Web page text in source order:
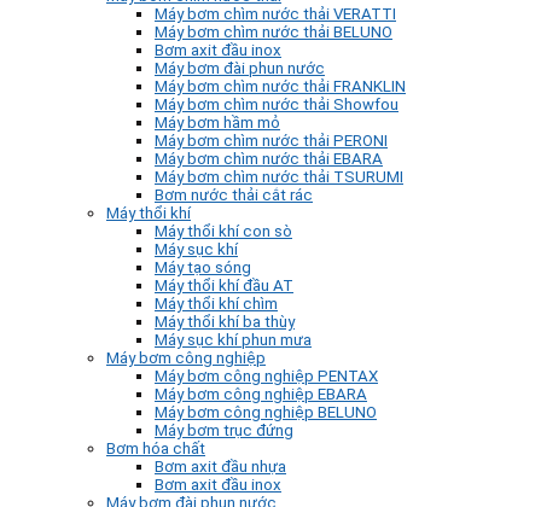
Máy bơm chìm nước thải VERATTI
Máy bơm chìm nước thải BELUNO
Bơm axit đầu inox
Máy bơm đài phun nước
Máy bơm chìm nước thải FRANKLIN
Máy bơm chìm nước thải Showfou
Máy bơm hầm mỏ
Máy bơm chìm nước thải PERONI
Máy bơm chìm nước thải EBARA
Máy bơm chìm nước thải TSURUMI
Bơm nước thải cắt rác
Máy thổi khí
Máy thổi khí con sò
Máy sục khí
Máy tạo sóng
Máy thổi khí đầu AT
Máy thổi khí chìm
Máy thổi khí ba thùy
Máy sục khí phun mưa
Máy bơm công nghiệp
Máy bơm công nghiệp PENTAX
Máy bơm công nghiệp EBARA
Máy bơm công nghiệp BELUNO
Máy bơm trục đứng
Bơm hóa chất
Bơm axit đầu nhựa
Bơm axit đầu inox
Máy bơm đài phun nước